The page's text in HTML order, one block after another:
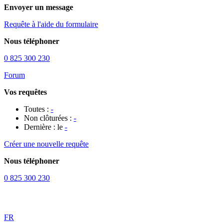
Envoyer un message
Requête à l'aide du formulaire
Nous téléphoner
0 825 300 230
Forum
Vos requêtes
Toutes : -
Non clôturées : -
Dernière : le -
Créer une nouvelle requête
Nous téléphoner
0 825 300 230
FR